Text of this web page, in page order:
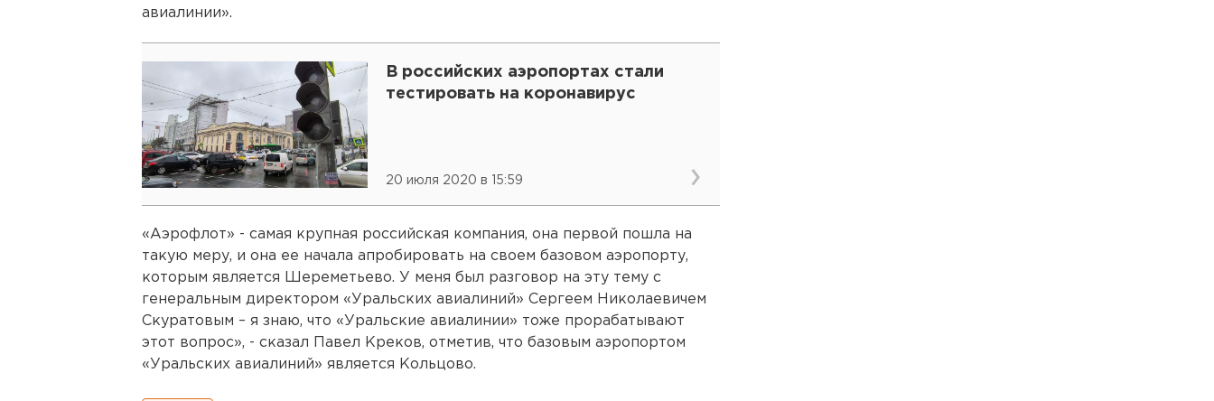
авиалинии».
В российских аэропортах стали
тестировать на коронавирус
20 июля 2020 в 15:59
«Аэрофлот» - самая крупная российская компания, она первой пошла на
такую меру, и она ее начала апробировать на своем базовом аэропорту,
которым является Шереметьево. У меня был разговор на эту тему с
генеральным директором «Уральских авиалиний» Сергеем Николаевичем
Скуратовым – я знаю, что «Уральские авиалинии» тоже прорабатывают
этот вопрос», - сказал Павел Креков, отметив, что базовым аэропортом
«Уральских авиалиний» является Кольцово.